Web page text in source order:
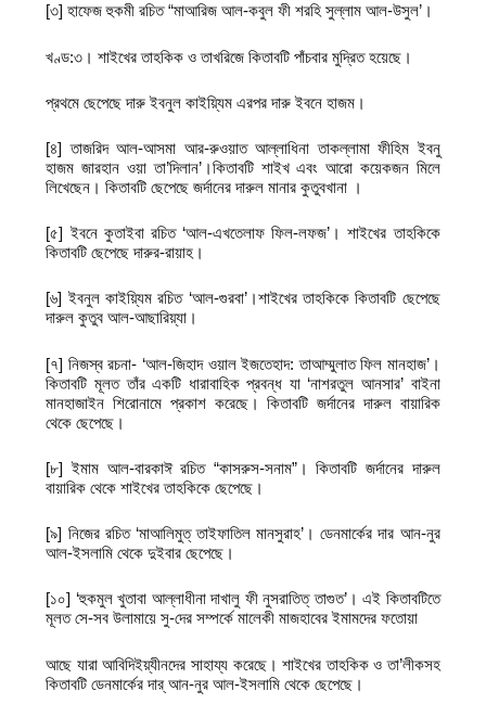
[৩] হাফেজ হুকমী রচিত “মাআরিজ আল-কবুল ফী শরহি সুল্লাম আল-উসুল’।
খণ্ড:৩। শাইখের তাহকিক ও তাখরিজে কিতাবটি পাঁচবার মুদ্রিত হয়েছে।
প্রথমে ছেপেছে দারু ইবনুল কাইয়্যিম এরপর দারু ইবনে হাজম।
[৪] তাজরিদ আল-আসমা আর-রুওয়াত আল্লাধিনা তাকল্লামা ফীহিম ইবনু
হাজম জারহান ওয়া তা’দিলান’।কিতাবটি শাইখ এবং আরো কয়েকজন মিলে
লিখেছেন। কিতাবটি ছেপেছে জর্দানের দারুল মানার কুতুবখানা ।
[৫] ইবনে কুতাইবা রচিত ‘আল-এখতেলাফ ফিল-লফজ’। শাইখের তাহকিকে
কিতাবটি ছেপেছে দারুর-রায়াহ।
[৬] ইবনুল কাইয়্যিম রচিত ‘আল-গুরবা’।শাইখের তাহকিকে কিতাবটি ছেপেছে
দারুল কুতুব আল-আছারিয়্যা।
[৭] নিজস্ব রচনা- ‘আল-জিহাদ ওয়াল ইজতেহাদ: তাআম্মুলাত ফিল মানহাজ’।
কিতাবটি মূলত তাঁর একটি ধারাবাহিক প্রবন্ধ যা ‘নাশরতুল আনসার’ বাইনা
মানহাজাইন শিরোনামে প্রকাশ করেছে। কিতাবটি জর্দানের দারুল বায়ারিক
থেকে ছেপেছে।
[৮] ইমাম আল-বারকাঈ রচিত “কাসরুস-সনাম”। কিতাবটি জর্দানের দারুল
বায়ারিক থেকে শাইখের তাহকিকে ছেপেছে।
[৯] নিজের রচিত ‘মাআলিমুত্‌ তাইফাতিল মানসুরাহ’। ডেনমার্কের দার আন-নুর
আল-ইসলামি থেকে দুইবার ছেপেছে।
[১০] ‘হুকমুল খুতাবা আল্লাধীনা দাখালু ফী নুসরাতিত্‌ তাগুত’। এই কিতাবটিতে
মূলত সে-সব উলামায়ে সু-দের সম্পর্কে মালেকী মাজহাবের ইমামদের ফতোয়া
আছে যারা আবিদিইয়্যীনদের সাহায্য করেছে। শাইখের তাহকিক ও তা’লীকসহ
কিতাবটি ডেনমার্কের দার্‌ আন-নুর আল-ইসলামি থেকে ছেপেছে।